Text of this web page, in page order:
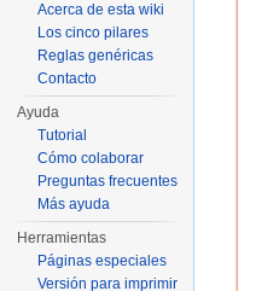
Acerca de esta wiki
Los cinco pilares
Reglas genéricas
Contacto
Ayuda
Tutorial
Cómo colaborar
Preguntas frecuentes
Más ayuda
Herramientas
Páginas especiales
Versión para imprimir